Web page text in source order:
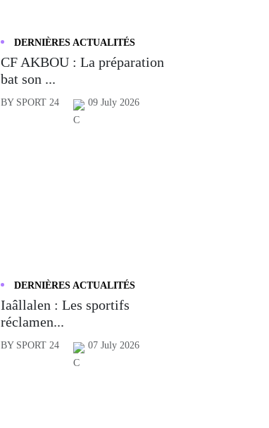
DERNIÈRES ACTUALITÉS
CF AKBOU : La préparation
bat son ...
BY SPORT 24 09 July 2026
DERNIÈRES ACTUALITÉS
Iaâllalen : Les sportifs
réclamen...
BY SPORT 24 07 July 2026